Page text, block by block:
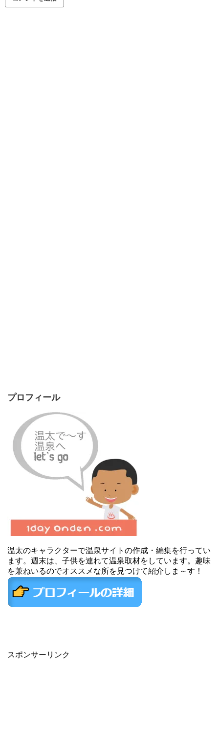
プロフィール
温太のキャラクターで温泉サイトの作成・編集を行ってい
ます。週末は、子供を連れて温泉取材をしています。趣味
を兼ねいるのでオススメな所を見つけて紹介しま～す！
スポンサーリンク